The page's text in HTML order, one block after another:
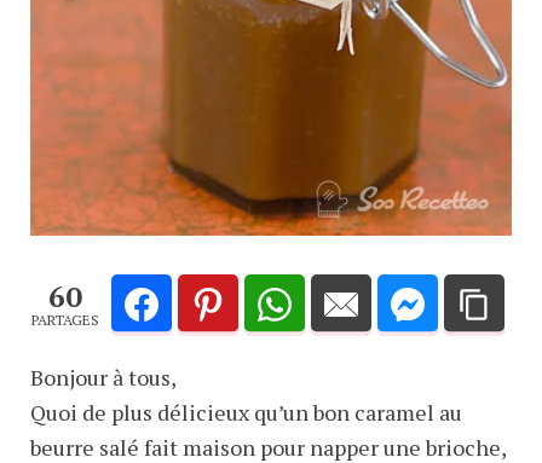
60
PARTAGES
Bonjour à tous,
Quoi de plus délicieux qu’un bon caramel au
beurre salé fait maison pour napper une brioche,